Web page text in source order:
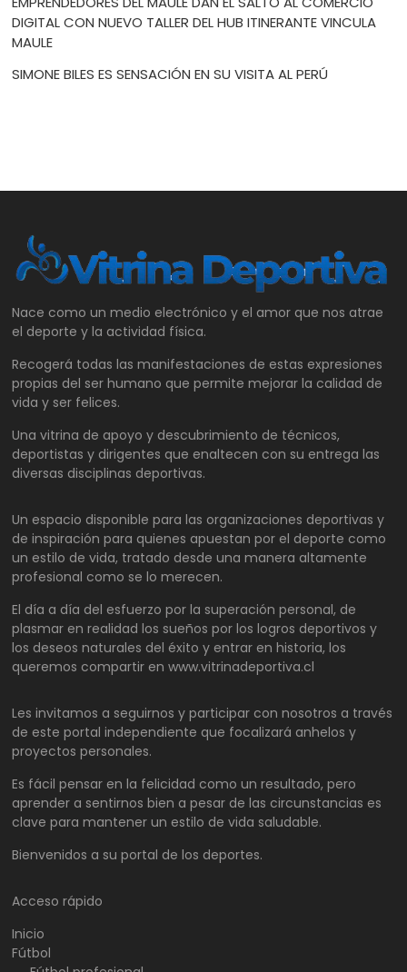
DIGITAL CON NUEVO TALLER DEL HUB ITINERANTE VINCULA
MAULE
SIMONE BILES ES SENSACIÓN EN SU VISITA AL PERÚ
Nace como un medio electrónico y el amor que nos atrae
el deporte y la actividad física.
Recogerá todas las manifestaciones de estas expresiones
propias del ser humano que permite mejorar la calidad de
vida y ser felices.
Una vitrina de apoyo y descubrimiento de técnicos,
deportistas y dirigentes que enaltecen con su entrega las
diversas disciplinas deportivas.
Un espacio disponible para las organizaciones deportivas y
de inspiración para quienes apuestan por el deporte como
un estilo de vida, tratado desde una manera altamente
profesional como se lo merecen.
El día a día del esfuerzo por la superación personal, de
plasmar en realidad los sueños por los logros deportivos y
los deseos naturales del éxito y entrar en historia, los
queremos compartir en www.vitrinadeportiva.cl
Les invitamos a seguirnos y participar con nosotros a través
de este portal independiente que focalizará anhelos y
proyectos personales.
Es fácil pensar en la felicidad como un resultado, pero
aprender a sentirnos bien a pesar de las circunstancias es
clave para mantener un estilo de vida saludable.
Bienvenidos a su portal de los deportes.
Acceso rápido
Inicio
Fútbol